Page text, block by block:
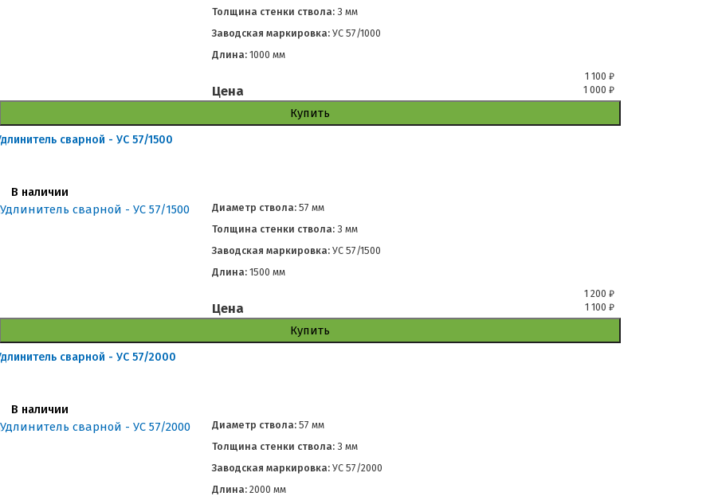
Толщина стенки ствола: 3 мм
Заводская маркировка: УС 57/1000
Длина: 1000 мм
1 100 ₽
Цена 1 000 ₽
Купить
сварной - УС 57/1500
В наличии
Диаметр ствола: 57 мм
Толщина стенки ствола: 3 мм
Заводская маркировка: УС 57/1500
Длина: 1500 мм
1 200 ₽
Цена 1 100 ₽
Купить
сварной - УС 57/2000
В наличии
Диаметр ствола: 57 мм
Толщина стенки ствола: 3 мм
Заводская маркировка: УС 57/2000
Длина: 2000 мм